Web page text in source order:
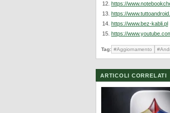
https://
https://
https://www.bez-kabli.pl
https://
Tag: #Aggiornamento
ARTICOLI CORRELATI